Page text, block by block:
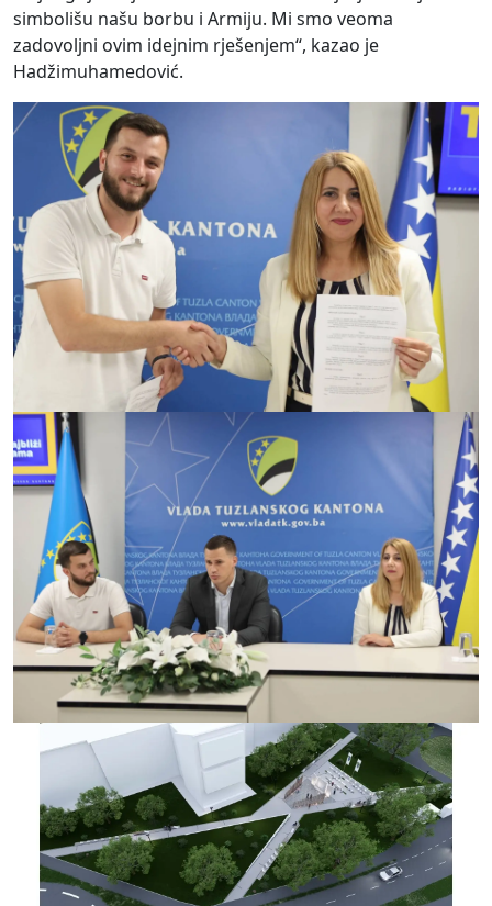
simbolišu našu borbu i Armiju. Mi smo veoma
zadovoljni ovim idejnim rješenjem“, kazao je
Hadžimuhamedović.